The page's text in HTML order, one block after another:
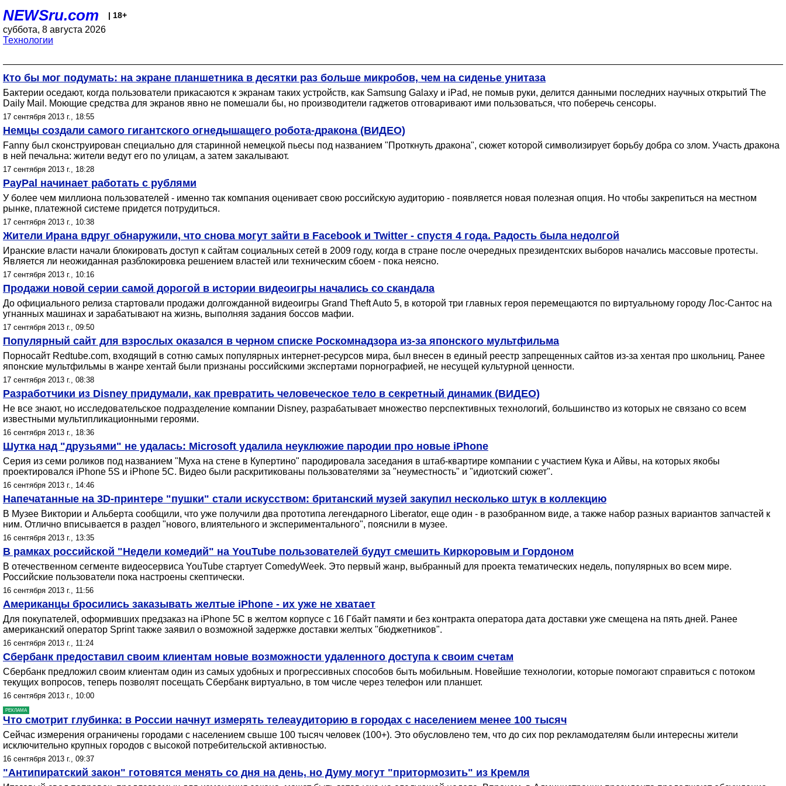
NEWSru.com | 18+
суббота, 8 августа 2026
Технологии
Кто бы мог подумать: на экране планшетника в десятки раз больше микробов, чем на сиденье унитаза
Бактерии оседают, когда пользователи прикасаются к экранам таких устройств, как Samsung Galaxy и iPad, не помыв руки, делится данными последних научных открытий The
Daily Mail. Моющие средства для экранов явно не помешали бы, но производители гаджетов отговаривают ими пользоваться, что поберечь сенсоры.
17 сентября 2013 г., 18:55
Немцы создали самого гигантского огнедышащего робота-дракона (ВИДЕО)
Fanny был сконструирован специально для старинной немецкой пьесы под названием "Проткнуть дракона", сюжет которой символизирует борьбу добра со злом. Участь дракона
в ней печальна: жители ведут его по улицам, а затем закалывают.
17 сентября 2013 г., 18:28
PayPal начинает работать с рублями
У более чем миллиона пользователей - именно так компания оценивает свою российскую аудиторию - появляется новая полезная опция. Но чтобы закрепиться на местном
рынке, платежной системе придется потрудиться.
17 сентября 2013 г., 10:38
Жители Ирана вдруг обнаружили, что снова могут зайти в Facebook и Twitter - спустя 4 года. Радость была недолгой
Иранские власти начали блокировать доступ к сайтам социальных сетей в 2009 году, когда в стране после очередных президентских выборов начались массовые протесты.
Является ли неожиданная разблокировка решением властей или техническим сбоем - пока неясно.
17 сентября 2013 г., 10:16
Продажи новой серии самой дорогой в истории видеоигры начались со скандала
До официального релиза стартовали продажи долгожданной видеоигры Grand Theft Auto 5, в которой три главных героя перемещаются по виртуальному городу Лос-Сантос на
угнанных машинах и зарабатывают на жизнь, выполняя задания боссов мафии.
17 сентября 2013 г., 09:50
Популярный сайт для взрослых оказался в черном списке Роскомнадзора из-за японского мультфильма
Порносайт Redtube.com, входящий в сотню самых популярных интернет-ресурсов мира, был внесен в единый реестр запрещенных сайтов из-за хентая про школьниц. Ранее
японские мультфильмы в жанре хентай были признаны российскими экспертами порнографией, не несущей культурной ценности.
17 сентября 2013 г., 08:38
Разработчики из Disney придумали, как превратить человеческое тело в секретный динамик (ВИДЕО)
Не все знают, но исследовательское подразделение компании Disney, разрабатывает множество перспективных технологий, большинство из которых не связано со всем
известными мультипликационными героями.
16 сентября 2013 г., 18:36
Шутка над "друзьями" не удалась: Microsoft удалила неуклюжие пародии про новые iPhone
Серия из семи роликов под названием "Муха на стене в Купертино" пародировала заседания в штаб-квартире компании с участием Кука и Айвы, на которых якобы
проектировался iPhone 5S и iPhone 5C. Видео были раскритикованы пользователями за "неуместность" и "идиотский сюжет".
16 сентября 2013 г., 14:46
Напечатанные на 3D-принтере "пушки" стали искусством: британский музей закупил несколько штук в коллекцию
В Музее Виктории и Альберта сообщили, что уже получили два прототипа легендарного Liberator, еще один - в разобранном виде, а также набор разных вариантов запчастей к
ним. Отлично вписывается в раздел "нового, влиятельного и экспериментального", пояснили в музее.
16 сентября 2013 г., 13:35
В рамках российской "Недели комедий" на YouTube пользователей будут смешить Киркоровым и Гордоном
В отечественном сегменте видеосервиса YouTube стартует ComedyWeek. Это первый жанр, выбранный для проекта тематических недель, популярных во всем мире.
Российские пользователи пока настроены скептически.
16 сентября 2013 г., 11:56
Американцы бросились заказывать желтые iPhone - их уже не хватает
Для покупателей, оформивших предзаказ на iPhone 5C в желтом корпусе с 16 Гбайт памяти и без контракта оператора дата доставки уже смещена на пять дней. Ранее
американский оператор Sprint также заявил о возможной задержке доставки желтых "бюджетников".
16 сентября 2013 г., 11:24
Сбербанк предоставил своим клиентам новые возможности удаленного доступа к своим счетам
Сбербанк предложил своим клиентам один из самых удобных и прогрессивных способов быть мобильным. Новейшие технологии, которые помогают справиться с потоком
текущих вопросов, теперь позволят посещать Сбербанк виртуально, в том числе через телефон или планшет.
16 сентября 2013 г., 10:00
РЕКЛАМА
Что смотрит глубинка: в России начнут измерять телеаудиторию в городах с населением менее 100 тысяч
Сейчас измерения ограничены городами с населением свыше 100 тысяч человек (100+). Это обусловлено тем, что до сих пор рекламодателям были интересны жители
исключительно крупных городов с высокой потребительской активностью.
16 сентября 2013 г., 09:37
"Антипиратский закон" готовятся менять со дня на день, но Думу могут "притормозить" из Кремля